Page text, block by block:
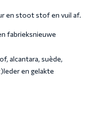
en stoot stof en vuil af.
fabrieksnieuwe
alcantara, suède,
en gelakte